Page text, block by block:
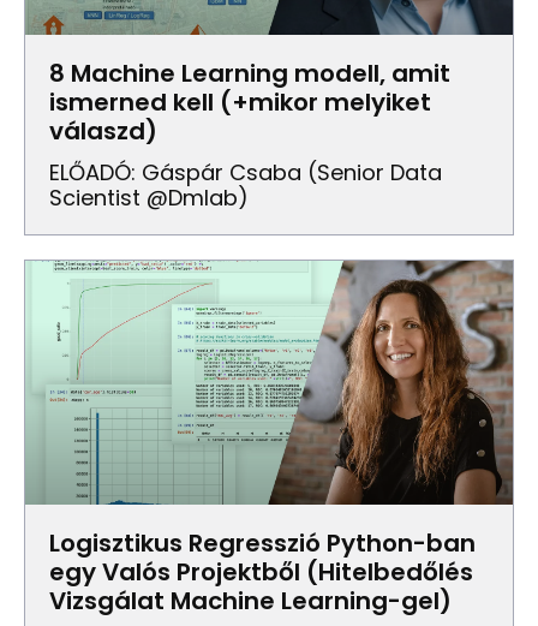
8 Machine Learning modell, amit
ismerned kell (+mikor melyiket
válaszd)
ELŐADÓ: Gáspár Csaba (senior Data
Scientist @dmlab)
Logisztikus Regresszió Python-ban
egy Valós Projektből (Hitelbedőlés
Vizsgálat Machine Learning-gel)